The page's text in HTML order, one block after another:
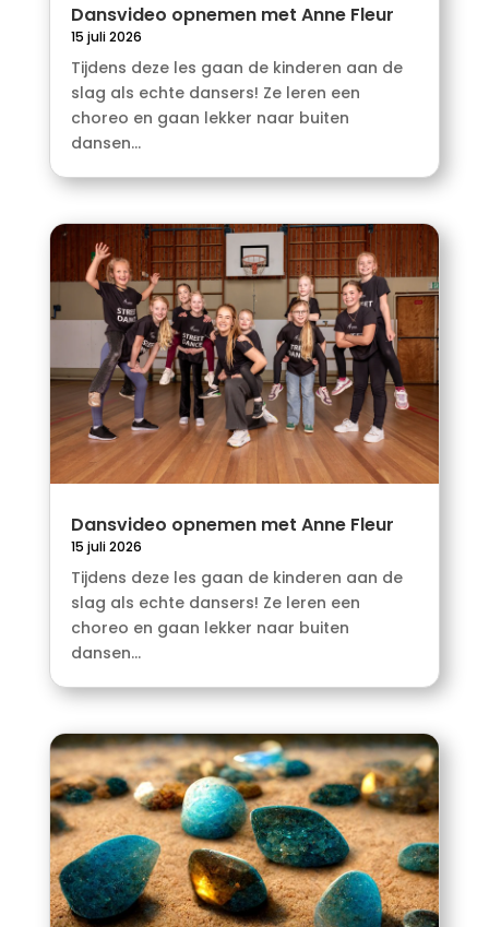
Dansvideo opnemen met Anne Fleur
15 juli 2026
Tijdens deze les gaan de kinderen aan de
slag als echte dansers! Ze leren een
choreo en gaan lekker naar buiten
dansen...
Dansvideo opnemen met Anne Fleur
15 juli 2026
Tijdens deze les gaan de kinderen aan de
slag als echte dansers! Ze leren een
choreo en gaan lekker naar buiten
dansen...